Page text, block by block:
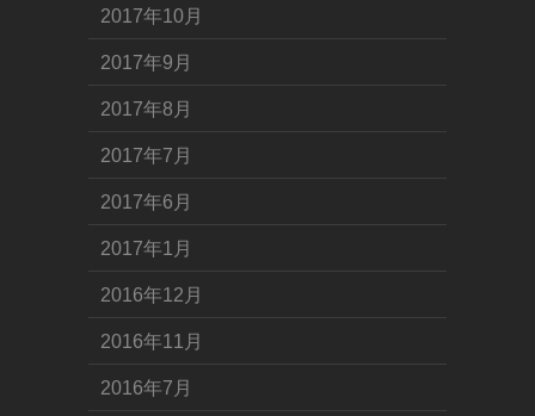
2017年10月
2017年9月
2017年8月
2017年7月
2017年6月
2017年1月
2016年12月
2016年11月
2016年7月